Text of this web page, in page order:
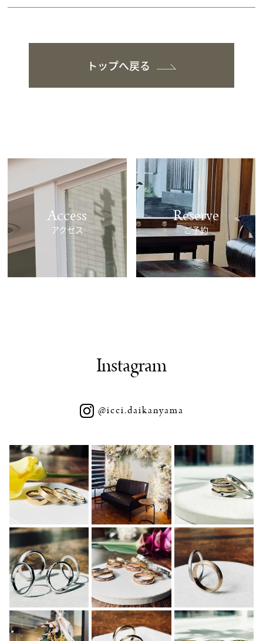
トップへ戻る
Access
アクセス
Reserve
ご予約
Instagram
@icci.daikanyama